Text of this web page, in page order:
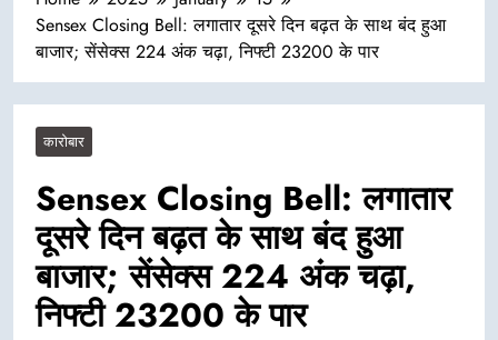
Sensex Closing Bell: लगातार दूसरे दिन बढ़त के साथ बंद हुआ
बाजार; सेंसेक्स 224 अंक चढ़ा, निफ्टी 23200 के पार
कारोबार
Sensex Closing Bell: लगातार
दूसरे दिन बढ़त के साथ बंद हुआ
बाजार; सेंसेक्स 224 अंक चढ़ा,
निफ्टी 23200 के पार